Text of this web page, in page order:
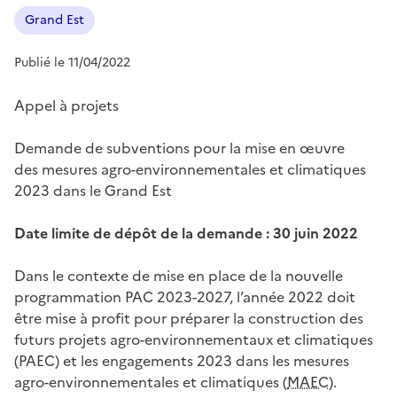
Grand Est
Publié le 11/04/2022
Appel à projets
Demande de subventions pour la mise en œuvre
des mesures agro-environnementales et climatiques
2023 dans le Grand Est
Date limite de dépôt de la demande : 30 juin 2022
Dans le contexte de mise en place de la nouvelle
programmation PAC 2023-2027, l’année 2022 doit
être mise à profit pour préparer la construction des
futurs projets agro-environnementaux et climatiques
(PAEC) et les engagements 2023 dans les mesures
agro-environnementales et climatiques (MAEC).